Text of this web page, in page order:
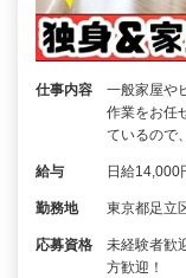
仕事内容
一般家屋や
作業をお任
ているので
給与 日給14,000
勤務地 東京都足立
応募資格
未経験者歓
方歓迎！